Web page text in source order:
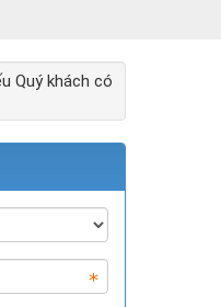
Quý khách có